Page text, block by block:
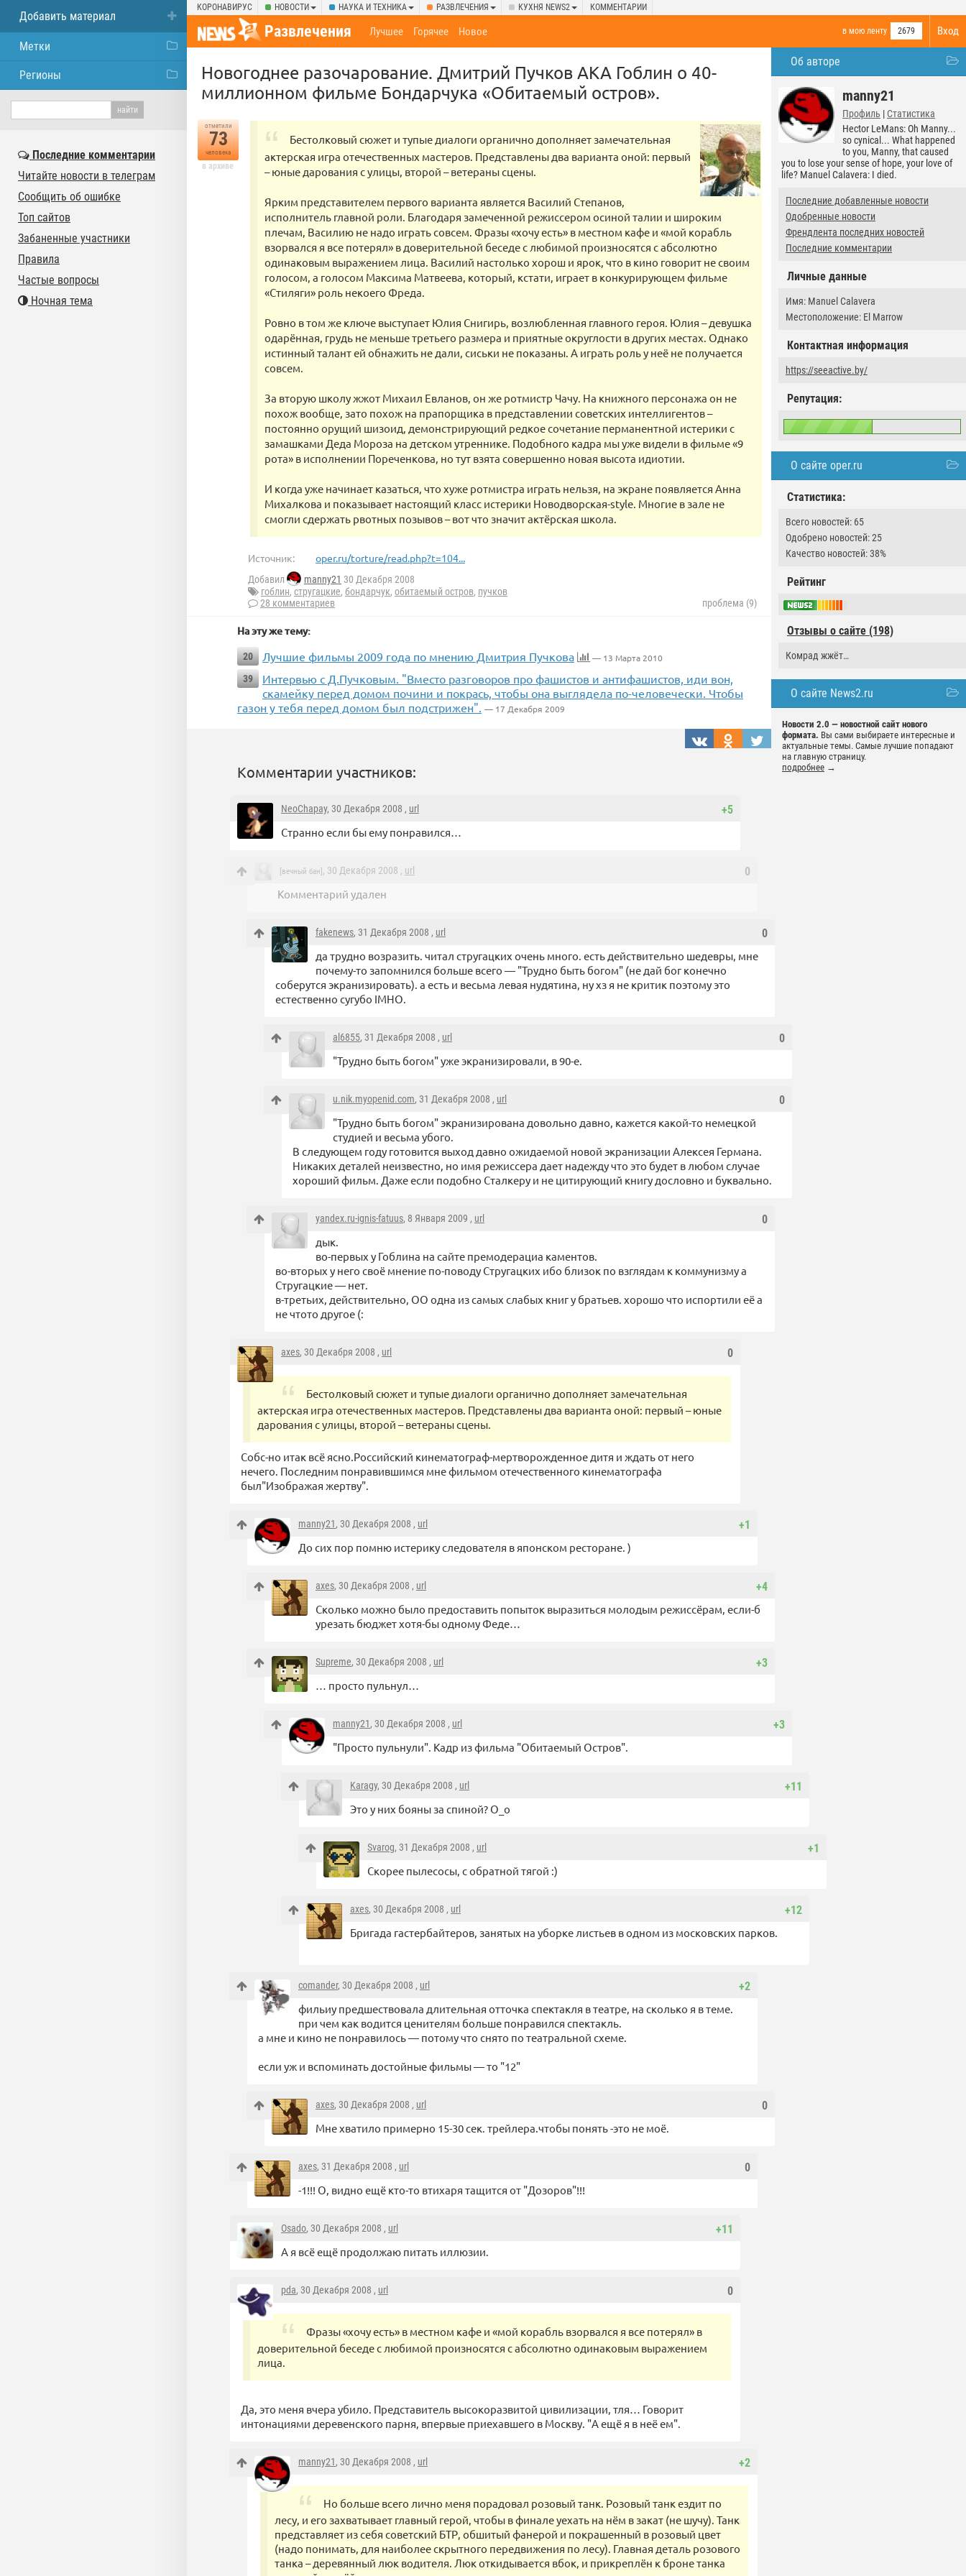
КОРОНАВИРУС НОВОСТИ НАУКА И ТЕХНИКА РАЗВЛЕЧЕНИЯ КУХНЯ NEWS2 КОММЕНТАРИИ
Вход
Развлечения в мою ленту 2679
Лучшее Горячее Новое
Об авторе
manny21
Профиль | Статистика
Hector LeMans: Oh Manny...
so cynical... What happened
to you, Manny, that caused
you to lose your sense of hope, your love of
life? Manuel Calavera: I died.
Последние добавленные новости
Одобренные новости
Френдлента последних новостей
Последние комментарии
Личные данные
Имя: Manuel Calavera
Местоположение: El Marrow
Контактная информация
https://seeactive.by/
Репутация:
О сайте oper.ru
Статистика:
Всего новостей: 65
Одобрено новостей: 25
Качество новостей: 38%
Рейтинг
Отзывы о сайте (198)
Комрад жжёт…
О сайте News2.ru
Новости 2.0 — новостной сайт нового
формата. Вы сами выбираете интересные и
актуальные темы. Самые лучшие попадают
на главную страницу.
подробнее →
Новогоднее разочарование. Дмитрий Пучков AKA Гоблин о 40-
миллионном фильме Бондарчука «Обитаемый остров».
отметили
73
человека
в архиве
Бестолковый сюжет и тупые диалоги органично дополняет замечательная
актерская игра отечественных мастеров. Представлены два варианта оной: первый
– юные дарования с улицы, второй – ветераны сцены.
Ярким представителем первого варианта является Василий Степанов,
исполнитель главной роли. Благодаря замеченной режиссером осиной талии и широким
плечам, Василию не надо играть совсем. Фразы «хочу есть» в местном кафе и «мой корабль
взорвался я все потерял» в доверительной беседе с любимой произносятся с абсолютно
одинаковым выражением лица. Василий настолько хорош и ярок, что в кино говорит не своим
голосом, а голосом Максима Матвеева, который, кстати, играет в конкурирующем фильме
«Стиляги» роль некоего Фреда.
Ровно в том же ключе выступает Юлия Снигирь, возлюбленная главного героя. Юлия – девушка
одарённая, грудь не меньше третьего размера и приятные округлости в других местах. Однако
истинный талант ей обнажить не дали, сиськи не показаны. А играть роль у неё не получается
совсем.
За вторую школу жжот Михаил Евланов, он же ротмистр Чачу. На книжного персонажа он не
похож вообще, зато похож на прапорщика в представлении советских интеллигентов –
постоянно орущий шизоид, демонстрирующий редкое сочетание перманентной истерики с
замашками Деда Мороза на детском утреннике. Подобного кадра мы уже видели в фильме «9
рота» в исполнении Пореченкова, но тут взята совершенно новая высота идиотии.
И когда уже начинает казаться, что хуже ротмистра играть нельзя, на экране появляется Анна
Михалкова и показывает настоящий класс истерики Новодворская-style. Многие в зале не
смогли сдержать рвотных позывов – вот что значит актёрская школа.
Источник: oper.ru/torture/read.php?t=104...
Добавил manny21 30 Декабря 2008
гоблин, стругацкие, бондарчук, обитаемый остров, пучков
28 комментариев
проблема (9)
На эту же тему:
20 Лучшие фильмы 2009 года по мнению Дмитрия Пучкова
— 13 Марта 2010
39
Интервью с Д.Пучковым. "Вместо разговоров про фашистов и антифашистов, иди вон,
скамейку перед домом почини и покрась, чтобы она выглядела по-человечески. Чтобы
газон у тебя перед домом был подстрижен". — 17 Декабря 2009
Комментарии участников:
+5
NeoChapay, 30 Декабря 2008 , url
Странно если бы ему понравился…
0
[вечный бан] , 30 Декабря 2008 , url
Комментарий удален
0
fakenews, 31 Декабря 2008 , url
да трудно возразить. читал стругацких очень много. есть действительно шедевры, мне
почему-то запомнился больше всего — "Трудно быть богом" (не дай бог конечно
соберутся экранизировать). а есть и весьма левая нудятина, ну хз я не критик поэтому это
естественно сугубо IMHO.
0
al6855, 31 Декабря 2008 , url
"Трудно быть богом" уже экранизировали, в 90-е.
0
u.nik.myopenid.com, 31 Декабря 2008 , url
"Трудно быть богом" экранизирована довольно давно, кажется какой-то немецкой
студией и весьма убого.
В следующем году готовится выход давно ожидаемой новой экранизации Алексея Германа.
Никаких деталей неизвестно, но имя режиссера дает надежду что это будет в любом случае
хороший фильм. Даже если подобно Сталкеру и не цитирующий книгу дословно и буквально.
0
yandex.ru-ignis-fatuus, 8 Января 2009 , url
дык.
во-первых у Гоблина на сайте премодерациа каментов.
во-вторых у него своё мнение по-поводу Стругацких ибо близок по взглядам к коммунизму а
Стругацкие — нет.
в-третьих, действительно, ОО одна из самых слабых книг у братьев. хорошо что испортили её а
не чтото другое (:
0
axes, 30 Декабря 2008 , url
Бестолковый сюжет и тупые диалоги органично дополняет замечательная
актерская игра отечественных мастеров. Представлены два варианта оной: первый – юные
дарования с улицы, второй – ветераны сцены.
Собс-но итак всё ясно.Российский кинематограф-мертворожденное дитя и ждать от него
нечего. Последним понравившимся мне фильмом отечественного кинематографа
был"Изображая жертву".
+1
manny21, 30 Декабря 2008 , url
До сих пор помню истерику следователя в японском ресторане. )
+4
axes, 30 Декабря 2008 , url
Сколько можно было предоставить попыток выразиться молодым режиссёрам, если-б
урезать бюджет хотя-бы одному Феде…
+3
Supreme, 30 Декабря 2008 , url
… просто пульнул…
+3
manny21, 30 Декабря 2008 , url
"Просто пульнули". Кадр из фильма "Обитаемый Остров".
+11
Karagy, 30 Декабря 2008 , url
Это у них бояны за спиной? O_o
+1
Svarog, 31 Декабря 2008 , url
Скорее пылесосы, с обратной тягой :)
+12
axes, 30 Декабря 2008 , url
Бригада гастербайтеров, занятых на уборке листьев в одном из московских парков.
+2
comander, 30 Декабря 2008 , url
фильиу предшествовала длительная отточка спектакля в театре, на сколько я в теме.
при чем как водится ценителям больше понравился спектакль.
а мне и кино не понравилось — потому что снято по театральной схеме.
если уж и вспоминать достойные фильмы — то "12"
0
axes, 30 Декабря 2008 , url
Мне хватило примерно 15-30 сек. трейлера.чтобы понять -это не моё.
0
axes, 31 Декабря 2008 , url
-1!!! О, видно ещё кто-то втихаря тащится от "Дозоров"!!!
+11
Osado, 30 Декабря 2008 , url
А я всё ещё продолжаю питать иллюзии.
0
pda, 30 Декабря 2008 , url
Фразы «хочу есть» в местном кафе и «мой корабль взорвался я все потерял» в
доверительной беседе с любимой произносятся с абсолютно одинаковым выражением
лица.
Да, это меня вчера убило. Представитель высокоразвитой цивилизации, тля… Говорит
интонациями деревенского парня, впервые приехавшего в Москву. "А ещё я в неё ем".
+2
manny21, 30 Декабря 2008 , url
Но больше всего лично меня порадовал розовый танк. Розовый танк ездит по
лесу, и его захватывает главный герой, чтобы в финале уехать на нём в закат (не шучу). Танк
представляет из себя советский БТР, обшитый фанерой и покрашенный в розовый цвет
(надо понимать, для наиболее скрытного передвижения по лесу). Главная деталь розового
танка – деревянный люк водителя. Люк откидывается вбок, и прикреплён к броне танка
Добавить материал
Метки
Регионы
Последние комментарии
Читайте новости в телеграм
Сообщить об ошибке
Топ сайтов
Забаненные участники
Правила
Частые вопросы
Ночная тема